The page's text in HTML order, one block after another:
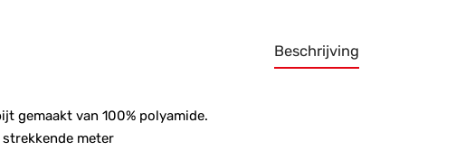
Beschrijving
gemaakt van 100% polyamide.
meter